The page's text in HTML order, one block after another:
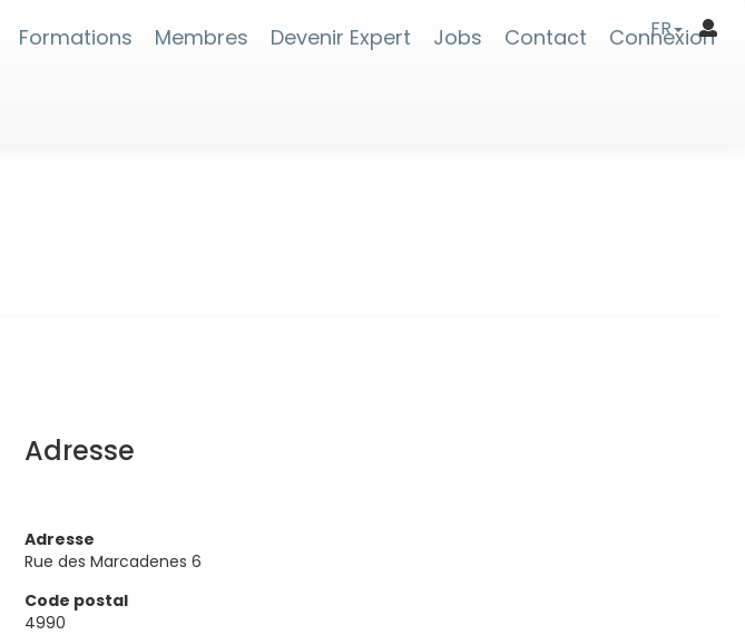
Formations Membres Devenir Expert Jobs Contact Connexion
FR
Adresse
Adresse
Rue des Marcadenes 6
Code postal
4990